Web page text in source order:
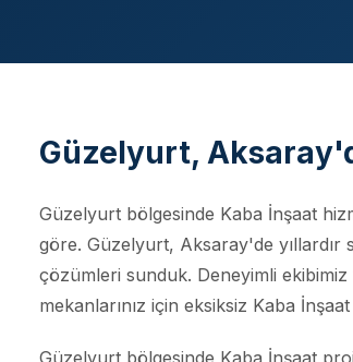
Güzelyurt,
Güzelyurt bölgesinde Kaba İnşaat
göre. Güzelyurt, Aksaray'de yıllardır
çözümleri sunduk. Deneyimli
mekanlarınız için eksiksiz Kaba
Güzelyurt bölgesinde Kaba İnşaat